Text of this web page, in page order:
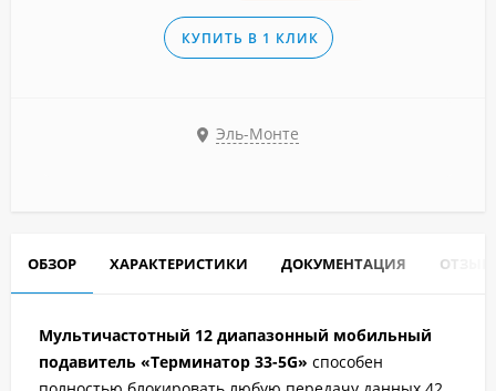
КУПИТЬ В 1 КЛИК
Эль-Монте
ОБЗОР ХАРАКТЕРИСТИКИ ДОКУМЕНТАЦИЯ
Мультичастотный 12 диапазонный мобильный
подавитель «Терминатор 33-5G» способен